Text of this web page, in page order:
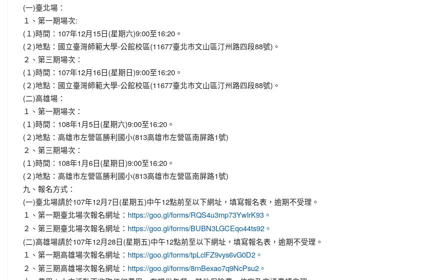
(一)臺北場：
１、第一期場次:
(１)時間：107年12月15日(星期六)9:00至16:20。
(２)地點：國立臺灣師範大學-公館校區(11677臺北市文山區汀州路四段88號)。
２、第三期場次：
(１)時間：107年12月16日(星期日)9:00至16:20。
(２)地點：國立臺灣師範大學-公館校區(11677臺北市文山區汀州路四段88號)。
(二)高雄場：
１、第一期場次：
(１)時間：108年1月5日(星期六)9:00至16:20。
(２)地點：高雄市左營區勝利國小(813高雄市左營區南屏路1號)
２、第三期場次：
(１)時間：108年1月6日(星期日)9:00至16:20。
(２)地點：高雄市左營區勝利國小(813高雄市左營區南屏路1號)
九、報名方式：
(一)臺北場請於107年12月7日(星期五)中午12點前至以下網址，填寫報名表，逾期不受理。
１、第一期臺北場次報名網址： https://goo.gl/forms/RQS4u3mp73YwlrK93。
２、第三期臺北場次報名網址： https://goo.gl/forms/BUBN3LGCEqo44ts92。
(二)高雄場請於107年12月28日(星期五)中午12點前至以下網址，填寫報名表，逾期不受理。
１、第一期高雄場次報名網址： https://goo.gl/forms/tpLclFZ9vys6vG0D2。
２、第三期高雄場次報名網址： https://goo.gl/forms/8rnBexao7q9NcPsu2。